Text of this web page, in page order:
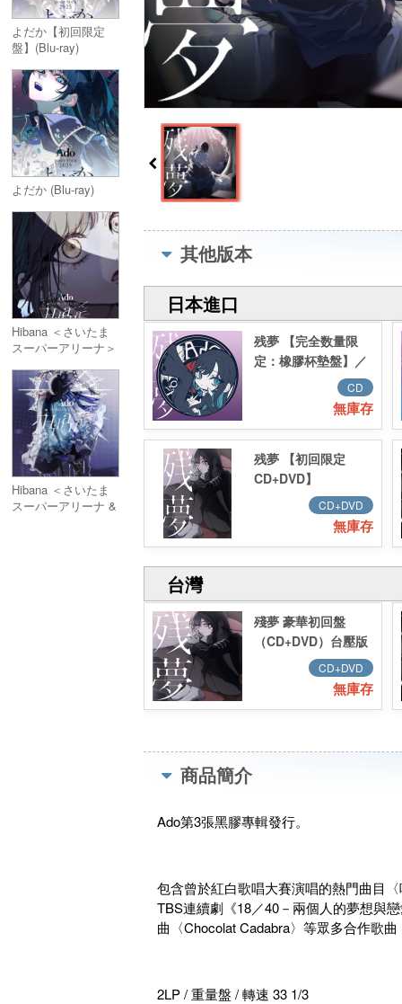
よだか【初回限定
盤】(Blu-ray)
よだか (Blu-ray)
Hibana ＜さいたま
スーパーアリーナ＞
Hibana ＜さいたま
スーパーアリーナ &
其他版本
日本進口
残夢 【完全数量限
定：橡膠杯墊盤】／
残夢 【完全数量限
定：ラバーコースタ
CD
無庫存
残夢 【初回限定
CD+DVD】
CD+DVD
無庫存
台灣
殘夢 豪華初回盤
（CD+DVD）台壓版
CD+DVD
無庫存
商品簡介
Ado第3張黑膠專輯發行。
包含曾於紅白歌唱大賽演唱的熱門曲目
TBS連續劇《18／40－兩個人的夢想與
曲〈Chocolat Cadabra〉等眾多合作歌
2LP / 重量盤 / 轉速 33 1/3